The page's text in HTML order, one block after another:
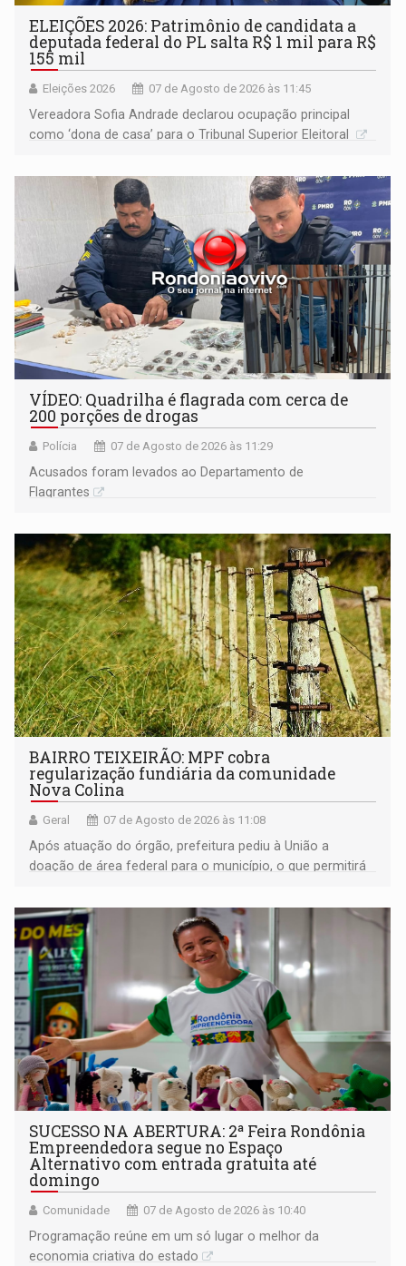
ELEIÇÕES 2026: Patrimônio de candidata a
deputada federal do PL salta R$ 1 mil para R$
155 mil
Eleições 2026 07 de Agosto de 2026 às 11:45
Vereadora Sofia Andrade declarou ocupação principal
como ‘dona de casa’ para o Tribunal Superior Eleitoral
VÍDEO: Quadrilha é flagrada com cerca de
200 porções de drogas
Polícia 07 de Agosto de 2026 às 11:29
Acusados foram levados ao Departamento de
Flagrantes
BAIRRO TEIXEIRÃO: MPF cobra
regularização fundiária da comunidade
Nova Colina
Geral 07 de Agosto de 2026 às 11:08
Após atuação do órgão, prefeitura pediu à União a
doação de área federal para o município, o que permitirá
SUCESSO NA ABERTURA: 2ª Feira Rondônia
Empreendedora segue no Espaço
Alternativo com entrada gratuita até
domingo
Comunidade 07 de Agosto de 2026 às 10:40
Programação reúne em um só lugar o melhor da
economia criativa do estado